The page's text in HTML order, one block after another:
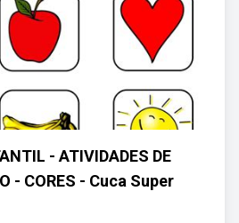
- ATIVIDADES DE
- CORES - Cuca Super